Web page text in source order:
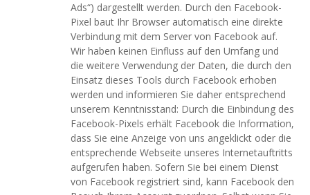
Ads“) dargestellt werden. Durch den Facebook-
Pixel baut Ihr Browser automatisch eine direkte
Verbindung mit dem Server von Facebook auf.
Wir haben keinen Einfluss auf den Umfang und
die weitere Verwendung der Daten, die durch den
Einsatz dieses Tools durch Facebook erhoben
werden und informieren Sie daher entsprechend
unserem Kenntnisstand: Durch die Einbindung des
Facebook-Pixels erhält Facebook die Information,
dass Sie eine Anzeige von uns angeklickt oder die
entsprechende Webseite unseres Internetauftritts
aufgerufen haben. Sofern Sie bei einem Dienst
von Facebook registriert sind, kann Facebook den